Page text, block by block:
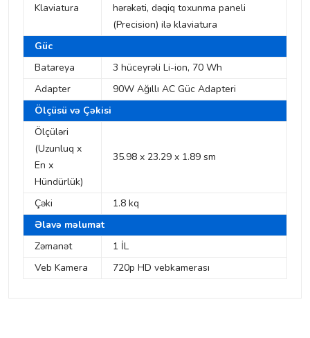
Klaviatura
hərəkəti, dəqiq toxunma paneli
(Precision) ilə klaviatura
Güc
Batareya
3 hüceyrəli Li-ion, 70 Wh
Adapter
90W Ağıllı AC Güc Adapteri
Ölçüsü və Çəkisi
Ölçüləri
(Uzunluq x
En x
Hündürlük)
35.98 x 23.29 x 1.89 sm
Çəki
1.8 kq
Əlavə məlumat
Zəmanət
1 İL
Veb Kamera
720p HD vebkamerası